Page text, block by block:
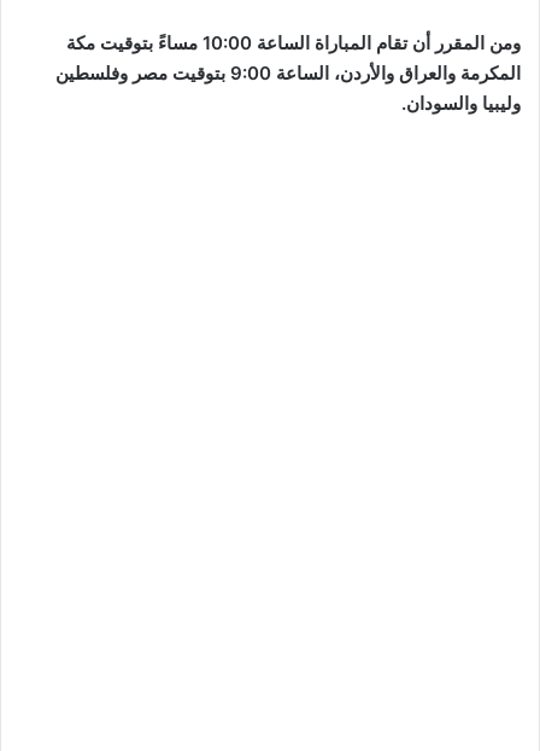
ومن المقرر أن تقام المباراة الساعة 10:00 مساءً بتوقيت مكة
المكرمة والعراق والأردن، الساعة 9:00 بتوقيت مصر وفلسطين
وليبيا والسودان.